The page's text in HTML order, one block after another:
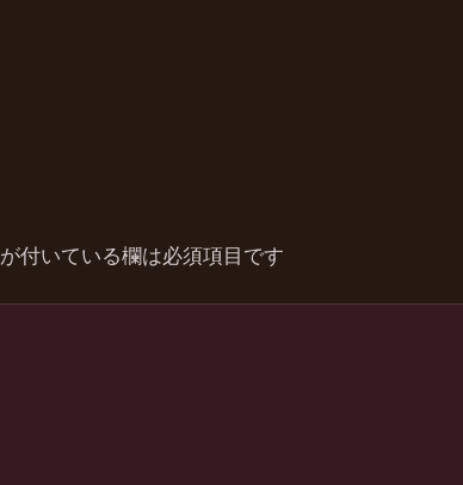
が付いている欄は必須項目です